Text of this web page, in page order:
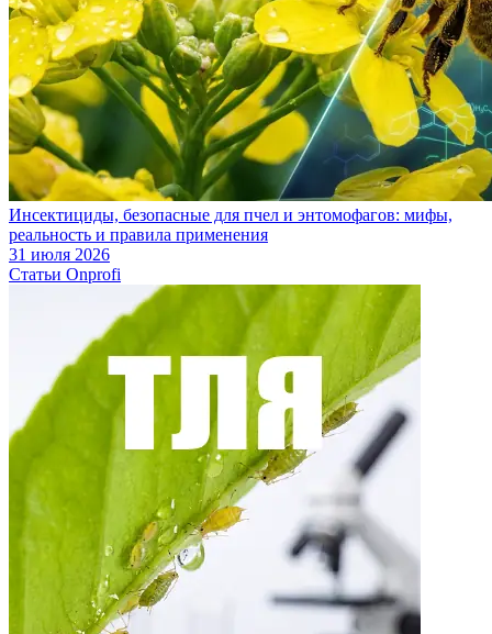
Инсектициды, безопасные для пчел и энтомофагов: мифы,
реальность и правила применения
31 июля 2026
Статьи Onprofi